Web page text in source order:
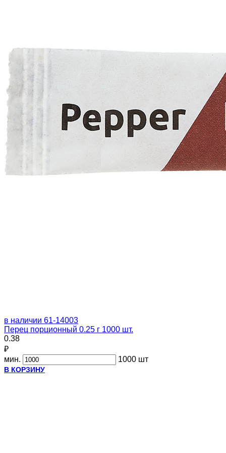
в наличии 61-14003
Перец порционный 0.25 г 1000 шт.
0.38
₽
мин.
1000 шт
В КОРЗИНУ